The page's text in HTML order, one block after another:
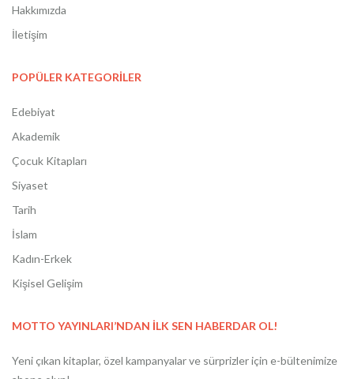
Hakkımızda
İletişim
POPÜLER KATEGORİLER
Edebiyat
Akademik
Çocuk Kitapları
Siyaset
Tarih
İslam
Kadın-Erkek
Kişisel Gelişim
MOTTO YAYINLARI’NDAN İLK SEN HABERDAR OL!
Yeni çıkan kitaplar, özel kampanyalar ve sürprizler için e-bültenimize